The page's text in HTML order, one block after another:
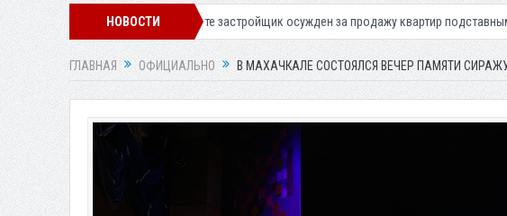
НОВОСТИ
В Дербенте застройщик осужден за продажу квартир подставным покупателям
ГЛАВНАЯ ОФИЦИАЛЬНО В МАХАЧКАЛЕ СОСТОЯЛСЯ ВЕЧЕР ПАМЯТИ